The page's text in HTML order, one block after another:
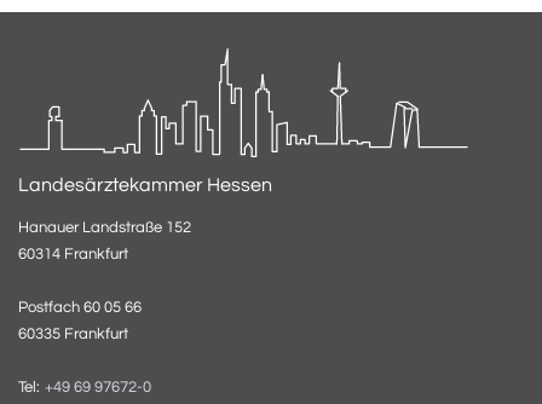
Landesärztekammer Hessen
Hanauer Landstraße 152
60314 Frankfurt
Postfach 60 05 66
60335 Frankfurt
Tel: +49 69 97672-0